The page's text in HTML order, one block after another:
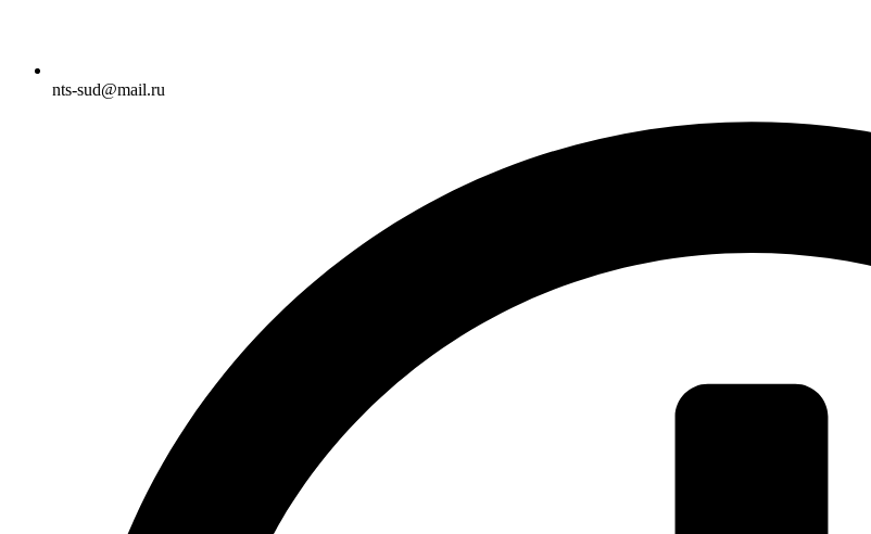
nts-sud@mail.ru